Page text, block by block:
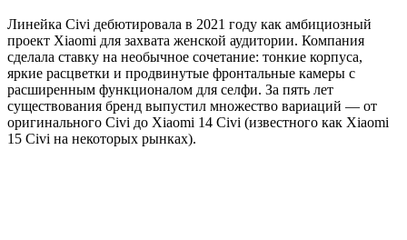
Линейка Civi дебютировала в 2021 году как амбициозный
проект Xiaomi для захвата женской аудитории. Компания
сделала ставку на необычное сочетание: тонкие корпуса,
яркие расцветки и продвинутые фронтальные камеры с
расширенным функционалом для селфи. За пять лет
существования бренд выпустил множество вариаций — от
оригинального Civi до Xiaomi 14 Civi (известного как Xiaomi
15 Civi на некоторых рынках).